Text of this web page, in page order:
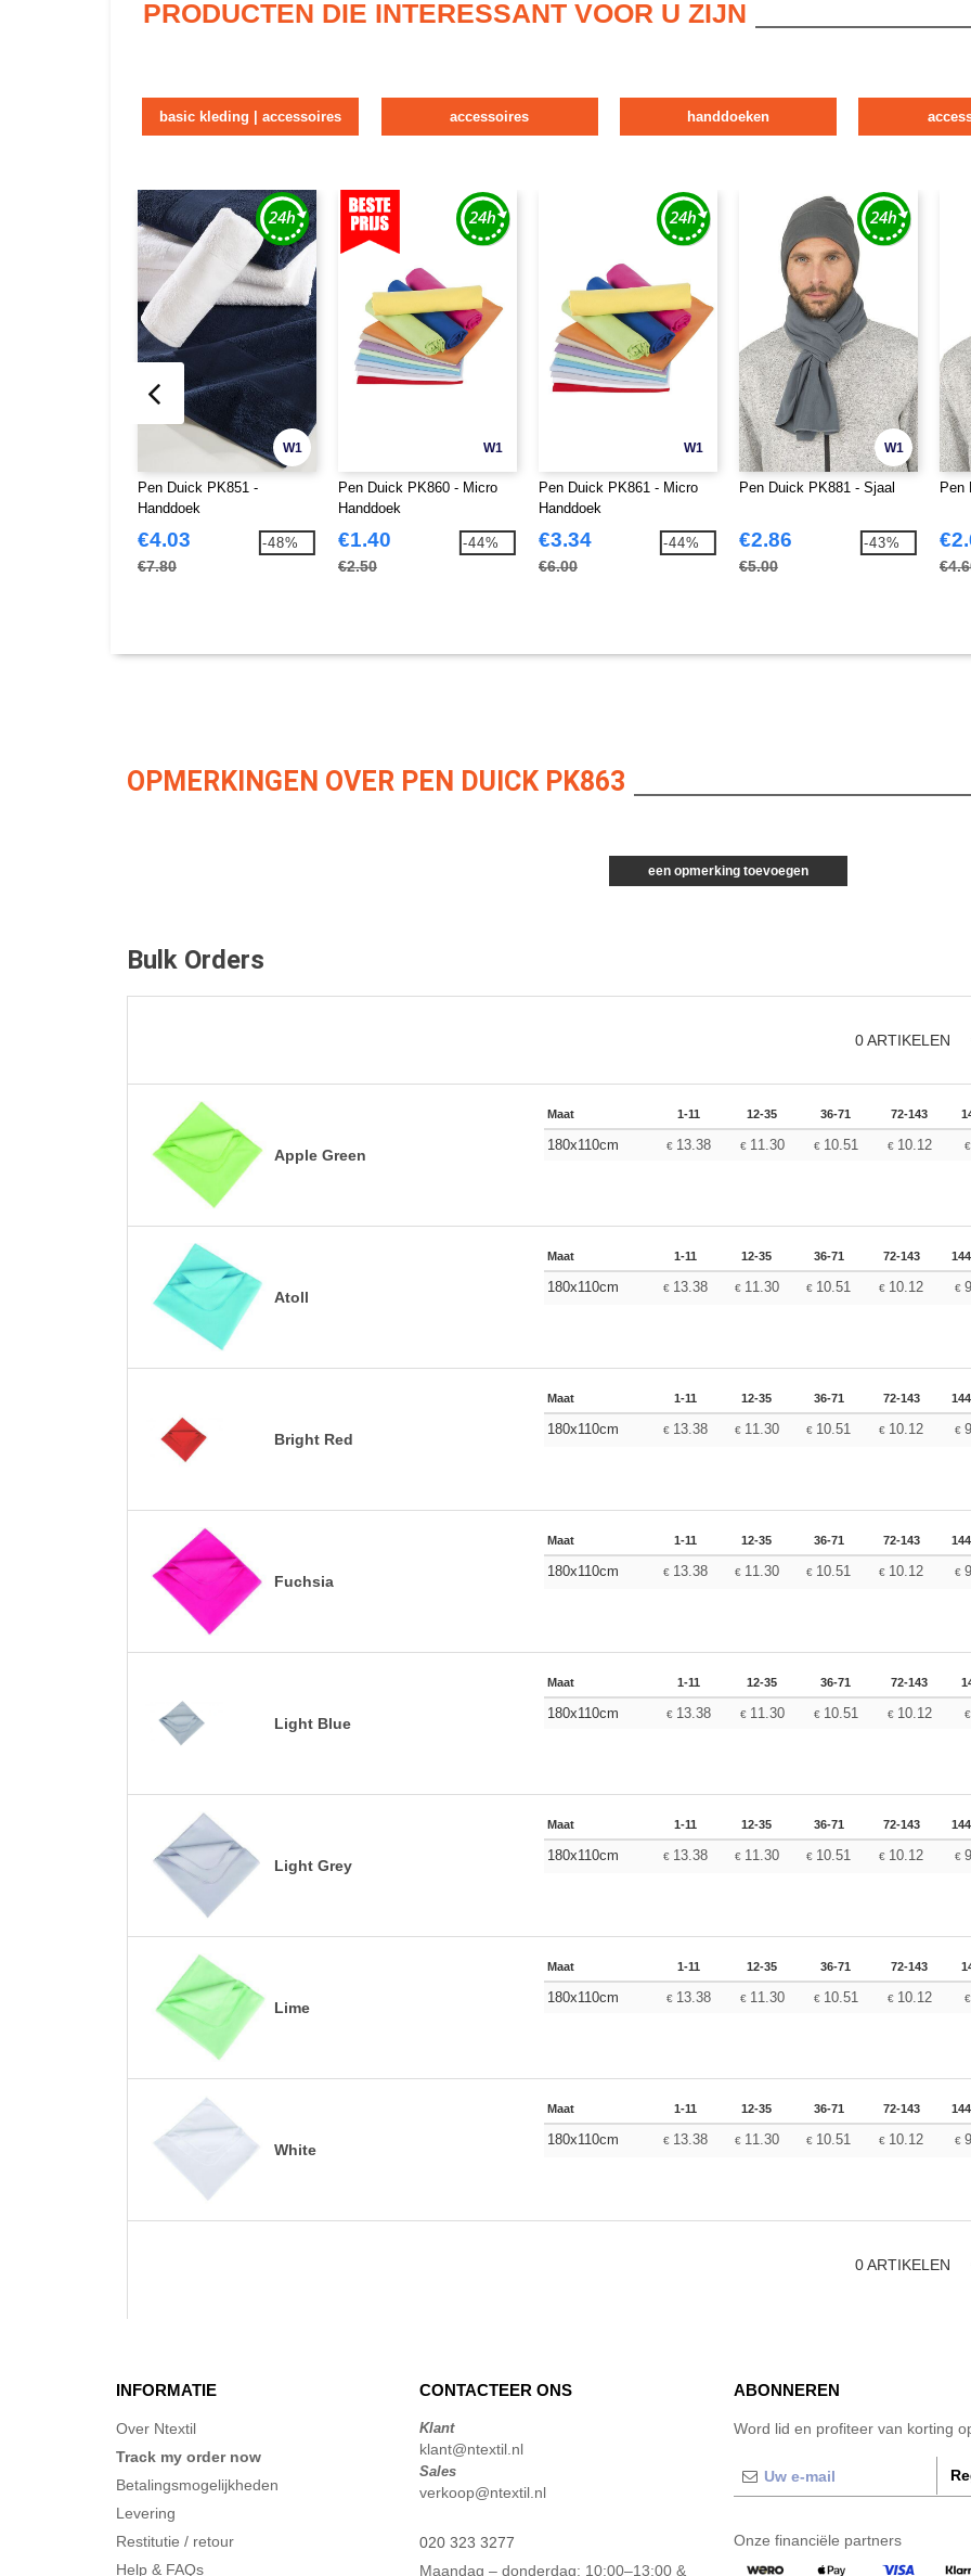
PRODUCTEN DIE INTERESSANT VOOR U ZIJN
basic kleding | accessoires accessoires handdoeken
W1
Pen Duick PK851 -
Handdoek
€4.03
€7.80
-48%
W1
Pen Duick PK860 - Micro
Handdoek
€1.40
€2.50
-44%
W1
Pen Duick PK861 - Micro
Handdoek
€3.34
€6.00
-44%
W1
Pen Duick PK881 - Sjaal
€2.86
€5.00
-43%
Pen
OPMERKINGEN OVER PEN DUICK PK863
een opmerking toevoegen
Bulk Orders
0ARTIKELEN
Apple Green
Maat 1-11 12-35 36-71 72-143
180x110cm € 13.38 € 11.30 € 10.51 € 10.12 €
Atoll
Maat 1-11 12-35 36-71 72-143
180x110cm € 13.38 € 11.30 € 10.51 € 10.12 €
Bright Red
Maat 1-11 12-35 36-71 72-143
180x110cm € 13.38 € 11.30 € 10.51 € 10.12 €
Fuchsia
Maat 1-11 12-35 36-71 72-143
180x110cm € 13.38 € 11.30 € 10.51 € 10.12 €
Light Blue
Maat 1-11 12-35 36-71 72-143
180x110cm € 13.38 € 11.30 € 10.51 € 10.12 €
Light Grey
Maat 1-11 12-35 36-71 72-143
180x110cm € 13.38 € 11.30 € 10.51 € 10.12 €
Lime
Maat 1-11 12-35 36-71 72-143
180x110cm € 13.38 € 11.30 € 10.51 € 10.12 €
White
Maat 1-11 12-35 36-71 72-143
180x110cm € 13.38 € 11.30 € 10.51 € 10.12 €
0ARTIKELEN
INFORMATIE
Over Ntextil
Track my order now
Betalingsmogelijkheden
Levering
Restitutie / retour
Help & FAQs
CONTACTEER ONS
Klant
klant@ntextil.nl
Sales
verkoop@ntextil.nl
020 323 3277
Maandag – donderdag: 10:00–13:00 &
ABONNEREN
Word lid en profiteer van korting
Onze financiële partners